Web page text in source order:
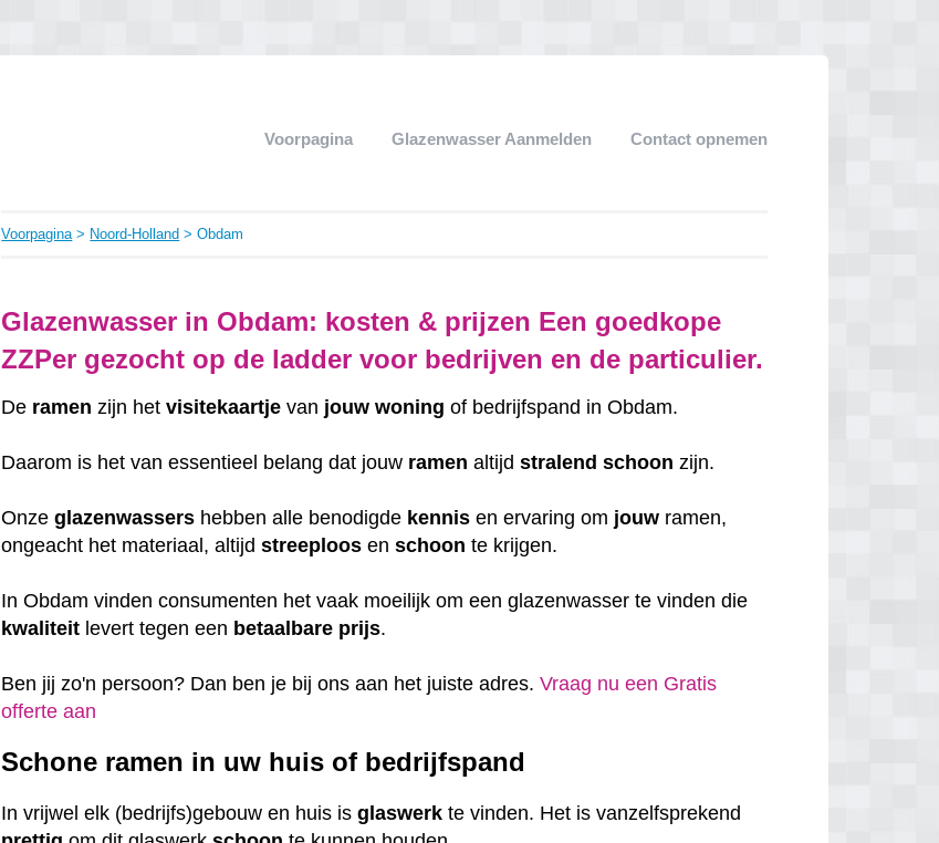
Voorpagina Glazenwasser Aanmelden Contact opnemen
Voorpagina> Noord-Holland > Obdam
Glazenwasser in Obdam: kosten & prijzen Een goedkope
ZZPer gezocht op de ladder voor bedrijven en de particulier.
De ramen zijn hetvisitekaartje van jouw woning of bedrijfspand in Obdam.
Daarom is het van essentieel belang dat jouw ramen altijdstralend schoon zijn.
Onzeglazenwassers hebben alle benodigde kennis en ervaring om jouw ramen,
ongeacht het materiaal, altijdstreeploos enschoon te krijgen.
In Obdam vinden consumenten het vaak moeilijk om een glazenwasser te vinden die
kwaliteit levert tegen een betaalbare prijs.
Ben jij zo'n persoon? Dan ben je bij ons aan het juiste adres.Vraag nu een Gratis
offerte aan
Schone ramen in uw huis of bedrijfspand
In vrijwel elk (bedrijfs)gebouw en huis isglaswerk te vinden. Het is vanzelfsprekend